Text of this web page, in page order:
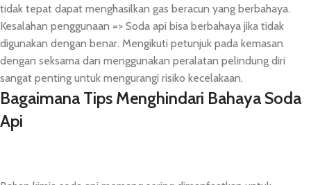
tidak tepat dapat menghasilkan gas beracun yang berbahaya.
Kesalahan penggunaan => Soda api bisa berbahaya jika tidak
digunakan dengan benar. Mengikuti petunjuk pada kemasan
dengan seksama dan menggunakan peralatan pelindung diri
sangat penting untuk mengurangi risiko kecelakaan.
Bagaimana Tips Menghindari Bahaya Soda
Api